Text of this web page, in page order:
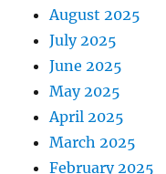
August 2025
July 2025
June 2025
May 2025
April 2025
March 2025
February 2025